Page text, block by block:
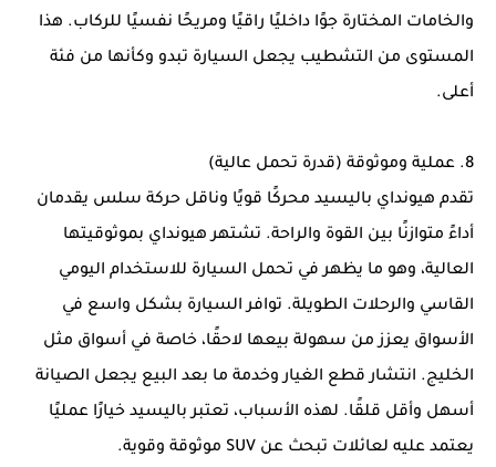
والخامات المختارة جوًا داخليًا راقيًا ومريحًا نفسيًا للركاب. هذا
المستوى من التشطيب يجعل السيارة تبدو وكأنها من فئة
أعلى.
8. عملية وموثوقة (قدرة تحمل عالية)
تقدم هيونداي باليسيد محركًا قويًا وناقل حركة سلس يقدمان
أداءً متوازنًا بين القوة والراحة. تشتهر هيونداي بموثوقيتها
العالية، وهو ما يظهر في تحمل السيارة للاستخدام اليومي
القاسي والرحلات الطويلة. توافر السيارة بشكل واسع في
الأسواق يعزز من سهولة بيعها لاحقًا، خاصة في أسواق مثل
الخليج. انتشار قطع الغيار وخدمة ما بعد البيع يجعل الصيانة
أسهل وأقل قلقًا. لهذه الأسباب، تعتبر باليسيد خيارًا عمليًا
يعتمد عليه لعائلات تبحث عن SUV موثوقة وقوية.